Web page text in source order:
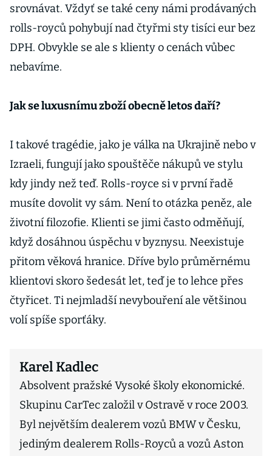
srovnávat. Vždyť se také ceny námi prodávaných
rolls-royců pohybují nad čtyřmi sty tisíci eur bez
DPH. Obvykle se ale s klienty o cenách vůbec
nebavíme.
Jak se luxusnímu zboží obecně letos daří?
I takové tragédie, jako je válka na Ukrajině nebo v
Izraeli, fungují jako spouštěče nákupů ve stylu
kdy jindy než teď. Rolls-royce si v první řadě
musíte dovolit vy sám. Není to otázka peněz, ale
životní filozofie. Klienti se jimi často odměňují,
když dosáhnou úspěchu v byznysu. Neexistuje
přitom věková hranice. Dříve bylo průměrnému
klientovi skoro šedesát let, teď je to lehce přes
čtyřicet. Ti nejmladší nevybouření ale většinou
volí spíše sporťáky.
Karel Kadlec
Absolvent pražské Vysoké školy ekonomické.
Skupinu CarTec založil v Ostravě v roce 2003.
Byl největším dealerem vozů BMW v Česku,
jediným dealerem Rolls-Royců a vozů Aston